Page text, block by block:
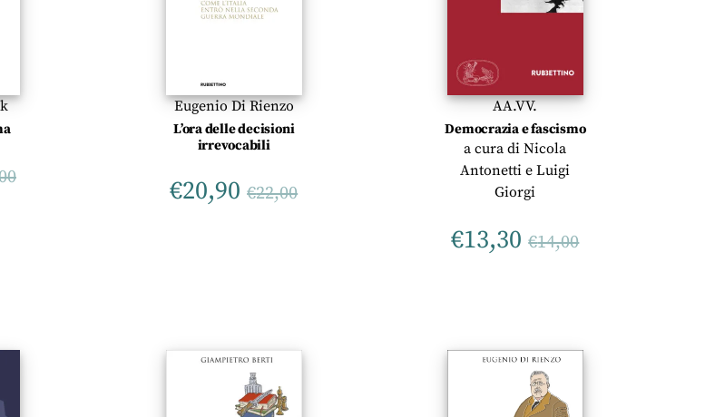
Eugenio Di Rienzo
L’ora delle decisioni
irrevocabili
€20,90 €22,00
AA.VV.
Democrazia e fascismo
a cura diNicola
Antonetti eLuigi
Giorgi
€13,30 €14,00